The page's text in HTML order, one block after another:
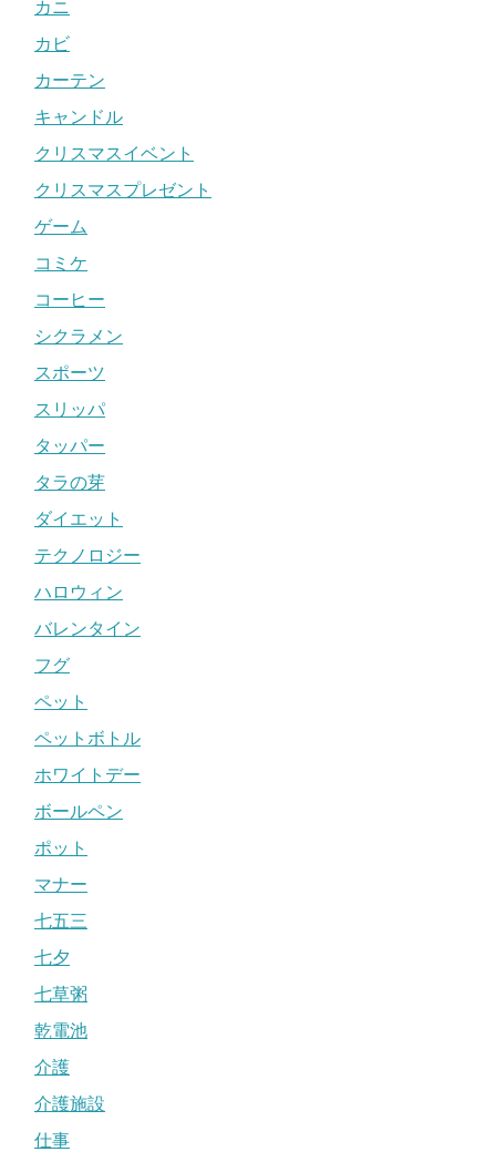
カニ
カビ
カーテン
キャンドル
クリスマスイベント
クリスマスプレゼント
ゲーム
コミケ
コーヒー
シクラメン
スポーツ
スリッパ
タッパー
タラの芽
ダイエット
テクノロジー
ハロウィン
バレンタイン
フグ
ペット
ペットボトル
ホワイトデー
ボールペン
ポット
マナー
七五三
七夕
七草粥
乾電池
介護
介護施設
仕事